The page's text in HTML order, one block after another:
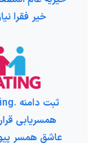
خیر فقرا
همسریابی
عاشق همسر